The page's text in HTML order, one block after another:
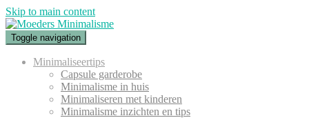
Skip to main content
Toggle navigation
Minimaliseertips
Capsule garderobe
Minimalisme in huis
Minimaliseren met kinderen
Minimalisme inzichten en tips